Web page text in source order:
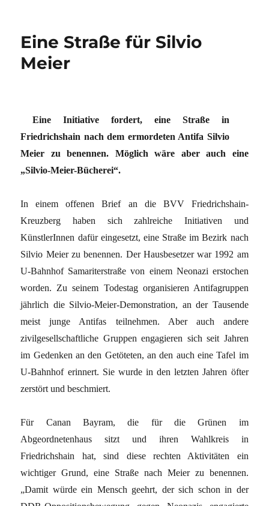
Eine Straße für Silvio
Meier
Eine Initiative fordert, eine Straße in
Friedrichshain nach dem ermordeten Antifa Silvio
Meier zu benennen. Möglich wäre aber auch eine
„Silvio-Meier-Bücherei“.
In einem offenen Brief an die BVV Friedrichshain-
Kreuzberg haben sich zahlreiche Initiativen und
KünstlerInnen dafür eingesetzt, eine Straße im Bezirk nach
Silvio Meier zu benennen. Der Hausbesetzer war 1992 am
U-Bahnhof Samariterstraße von einem Neonazi erstochen
worden. Zu seinem Todestag organisieren Antifagruppen
jährlich die Silvio-Meier-Demonstration, an der Tausende
meist junge Antifas teilnehmen. Aber auch andere
zivilgesellschaftliche Gruppen engagieren sich seit Jahren
im Gedenken an den Getöteten, an den auch eine Tafel im
U-Bahnhof erinnert. Sie wurde in den letzten Jahren öfter
zerstört und beschmiert.
Für Canan Bayram, die für die Grünen im
Abgeordnetenhaus sitzt und ihren Wahlkreis in
Friedrichshain hat, sind diese rechten Aktivitäten ein
wichtiger Grund, eine Straße nach Meier zu benennen.
„Damit würde ein Mensch geehrt, der sich schon in der